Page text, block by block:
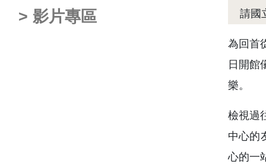
> 影片專區
請國
為回首
日開館
樂。
檢視過
中心的
心的一